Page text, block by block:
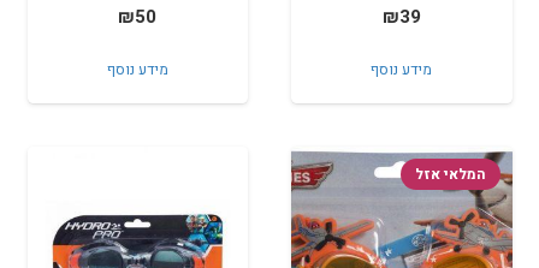
₪39
מידע נוסף
₪50
מידע נוסף
המלאי אזל